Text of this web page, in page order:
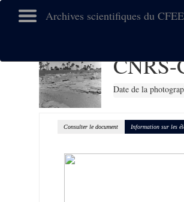
Archives scientifiques du
CNRS-
Date de la
Consulter le document Information sur les